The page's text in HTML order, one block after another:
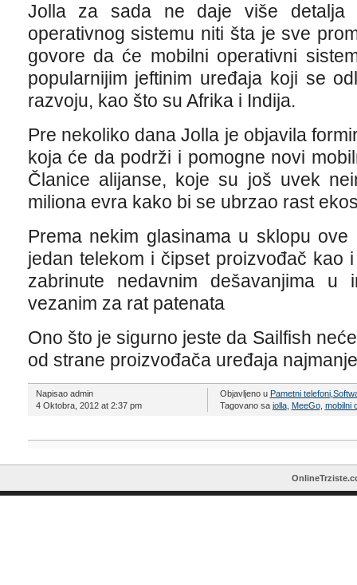
Jolla za sada ne daje više detalja
operativnog sistemu niti šta je sve
govore da će mobilni operativni
popularnijim jeftinim uređaja koji se
razvoju, kao što su Afrika i Indija.
Pre nekoliko dana Jolla je objavila
koja će da podrži i pomogne novi
Članice alijanse, koje su još uvek
miliona evra kako bi se ubrzao rast
Prema nekim glasinama u sklopu
jedan telekom i čipset proizvođač kao
zabrinute nedavnim dešavanjima u
vezanim za rat patenata
Ono što je sigurno jeste da Sailfish
od strane proizvođača uređaja
Napisao admin
4 Oktobra, 2012 at 2:37 pm
Objavljeno u Pametni telefoni,
Tagovano sa jolla, MeeGo, mobilni